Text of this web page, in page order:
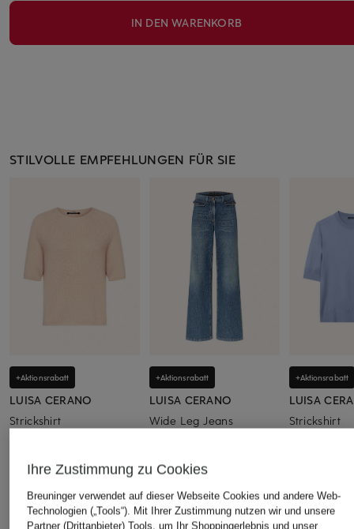
IN DEN WARENKORB
STILVOLLE EMPFEHLUNGEN FÜR SIE
+Aktionsrabatt
LUISA CERANO
Strickshirt
Bestpreis: 177,64 €
Ursprünglich:279,95 €
+Aktionsrabatt
LUISA CERANO
Wide Leg Jeans
Bestpreis:169,99 €
Ursprünglich:
+Aktionsrabatt
LUISA
Strickshirt
Ihre Zustimmung zu Cookies
Breuninger verwendet auf dieser Webseite Cookies und andere Web-
Technologien („Tools“). Mit Ihrer Zustimmung nutzen wir und unsere
Partner (Drittanbieter) Tools, um Ihr Shoppingerlebnis und unser